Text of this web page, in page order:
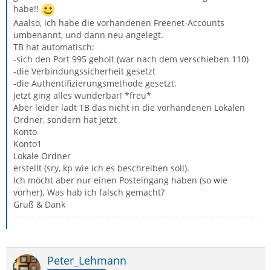
habe!!
Aaalso, ich habe die vorhandenen Freenet-Accounts
umbenannt, und dann neu angelegt.
TB hat automatisch:
-sich den Port 995 geholt (war nach dem verschieben 110)
-die Verbindungssicherheit gesetzt
-die Authentifizierungsmethode gesetzt.
Jetzt ging alles wunderbar! *freu*
Aber leider lädt TB das nicht in die vorhandenen Lokalen
Ordner, sondern hat jetzt
Konto
Konto1
Lokale Ordner
erstellt (sry, kp wie ich es beschreiben soll).
Ich möcht aber nur einen Posteingang haben (so wie
vorher). Was hab ich falsch gemacht?
Gruß & Dank
Peter_Lehmann